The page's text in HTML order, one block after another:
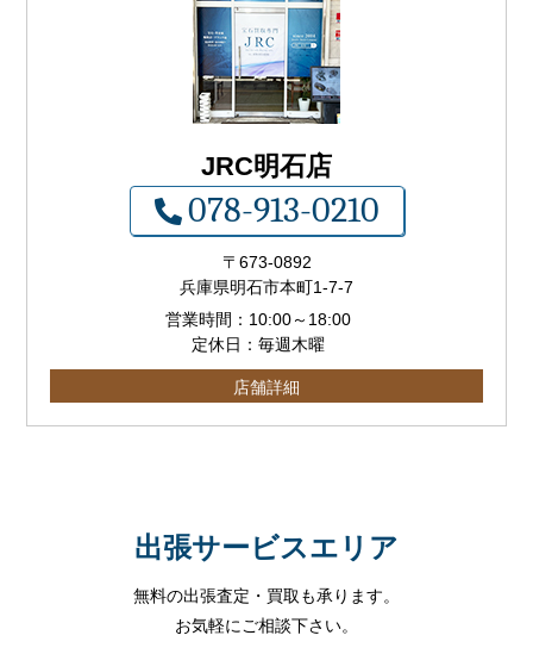
JRC明石店
078-913-0210
〒673-0892
兵庫県明石市本町1-7-7
営業時間： 10:00～ 18:00
定休日：毎週木曜
店舗詳細
出張サービスエリア
無料の出張査定・買取も承ります。
お気軽にご相談下さい。